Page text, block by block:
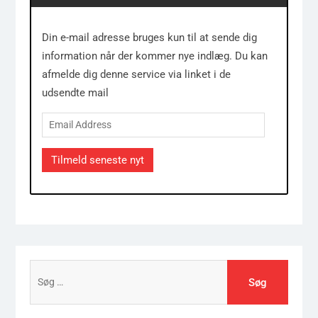
Din e-mail adresse bruges kun til at sende dig
information når der kommer nye indlæg. Du kan
afmelde dig denne service via linket i de
udsendte mail
Email
Address
Tilmeld seneste nyt
efter: